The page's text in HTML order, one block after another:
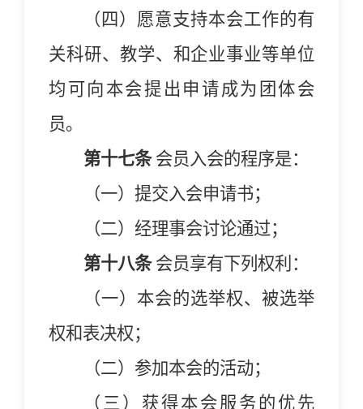
（四）愿意支持本会工作的有
关科研、教学、和企业事业等单位
均可向本会提出申请成为团体会
员。
第十七条 会员入会的程序是：
（一）提交入会申请书；
（二）经理事会讨论通过；
第十八条 会员享有下列权利：
（一）本会的选举权、被选举
权和表决权；
（二）参加本会的活动；
（三）获得本会服务的优先